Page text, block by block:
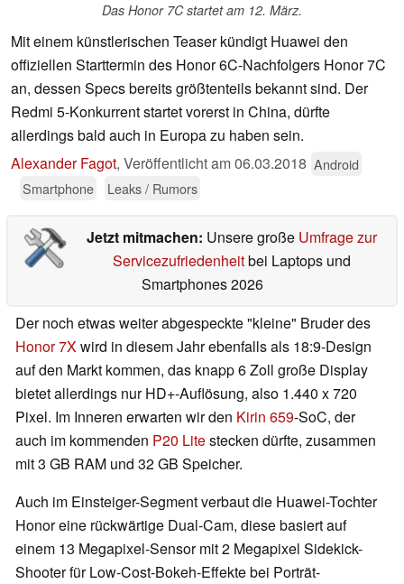
Das Honor 7C startet am 12. März.
Mit einem künstlerischen Teaser kündigt Huawei den
offiziellen Starttermin des Honor 6C-Nachfolgers Honor 7C
an, dessen Specs bereits größtenteils bekannt sind. Der
Redmi 5-Konkurrent startet vorerst in China, dürfte
allerdings bald auch in Europa zu haben sein.
Alexander Fagot, Veröffentlicht am06.03.2018 Android
Smartphone
Leaks / Rumors
Jetzt mitmachen: Unsere große Umfrage zur
Servicezufriedenheitbei Laptops und
Smartphones 2026
Der noch etwas weiter abgespeckte "kleine" Bruder des
Honor 7Xwird in diesem Jahr ebenfalls als 18:9-Design
auf den Markt kommen, das knapp 6 Zoll große Display
bietet allerdings nur HD+-Auflösung, also 1.440 x 720
Pixel. Im Inneren erwarten wir den Kirin 659-SoC, der
auch im kommenden P20 Litestecken dürfte, zusammen
mit 3 GB RAM und 32 GB Speicher.
Auch im Einsteiger-Segment verbaut die Huawei-Tochter
Honor eine rückwärtige Dual-Cam, diese basiert auf
einem 13 Megapixel-Sensor mit 2 Megapixel Sidekick-
Shooter für Low-Cost-Bokeh-Effekte bei Porträt-